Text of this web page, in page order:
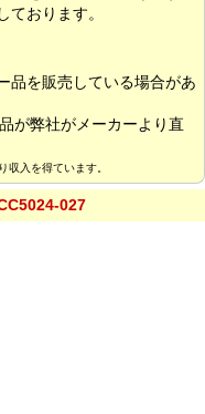
おります。
品を販売している場合があ
が弊社がメーカーより直
入を得ています。
027